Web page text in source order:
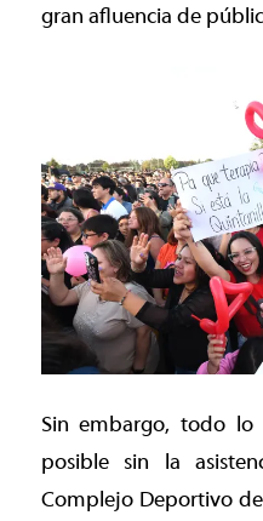
gran afluencia de
Sin embargo, todo lo
posible sin la
Complejo Deportivo